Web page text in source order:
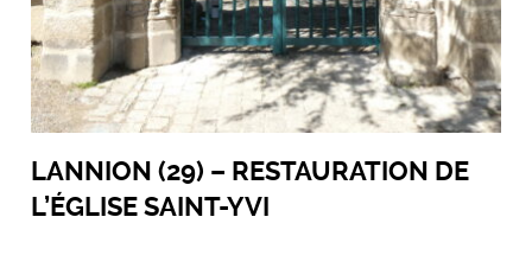
LANNION (29) – RESTAURATION DE
L’ÉGLISE SAINT-YVI